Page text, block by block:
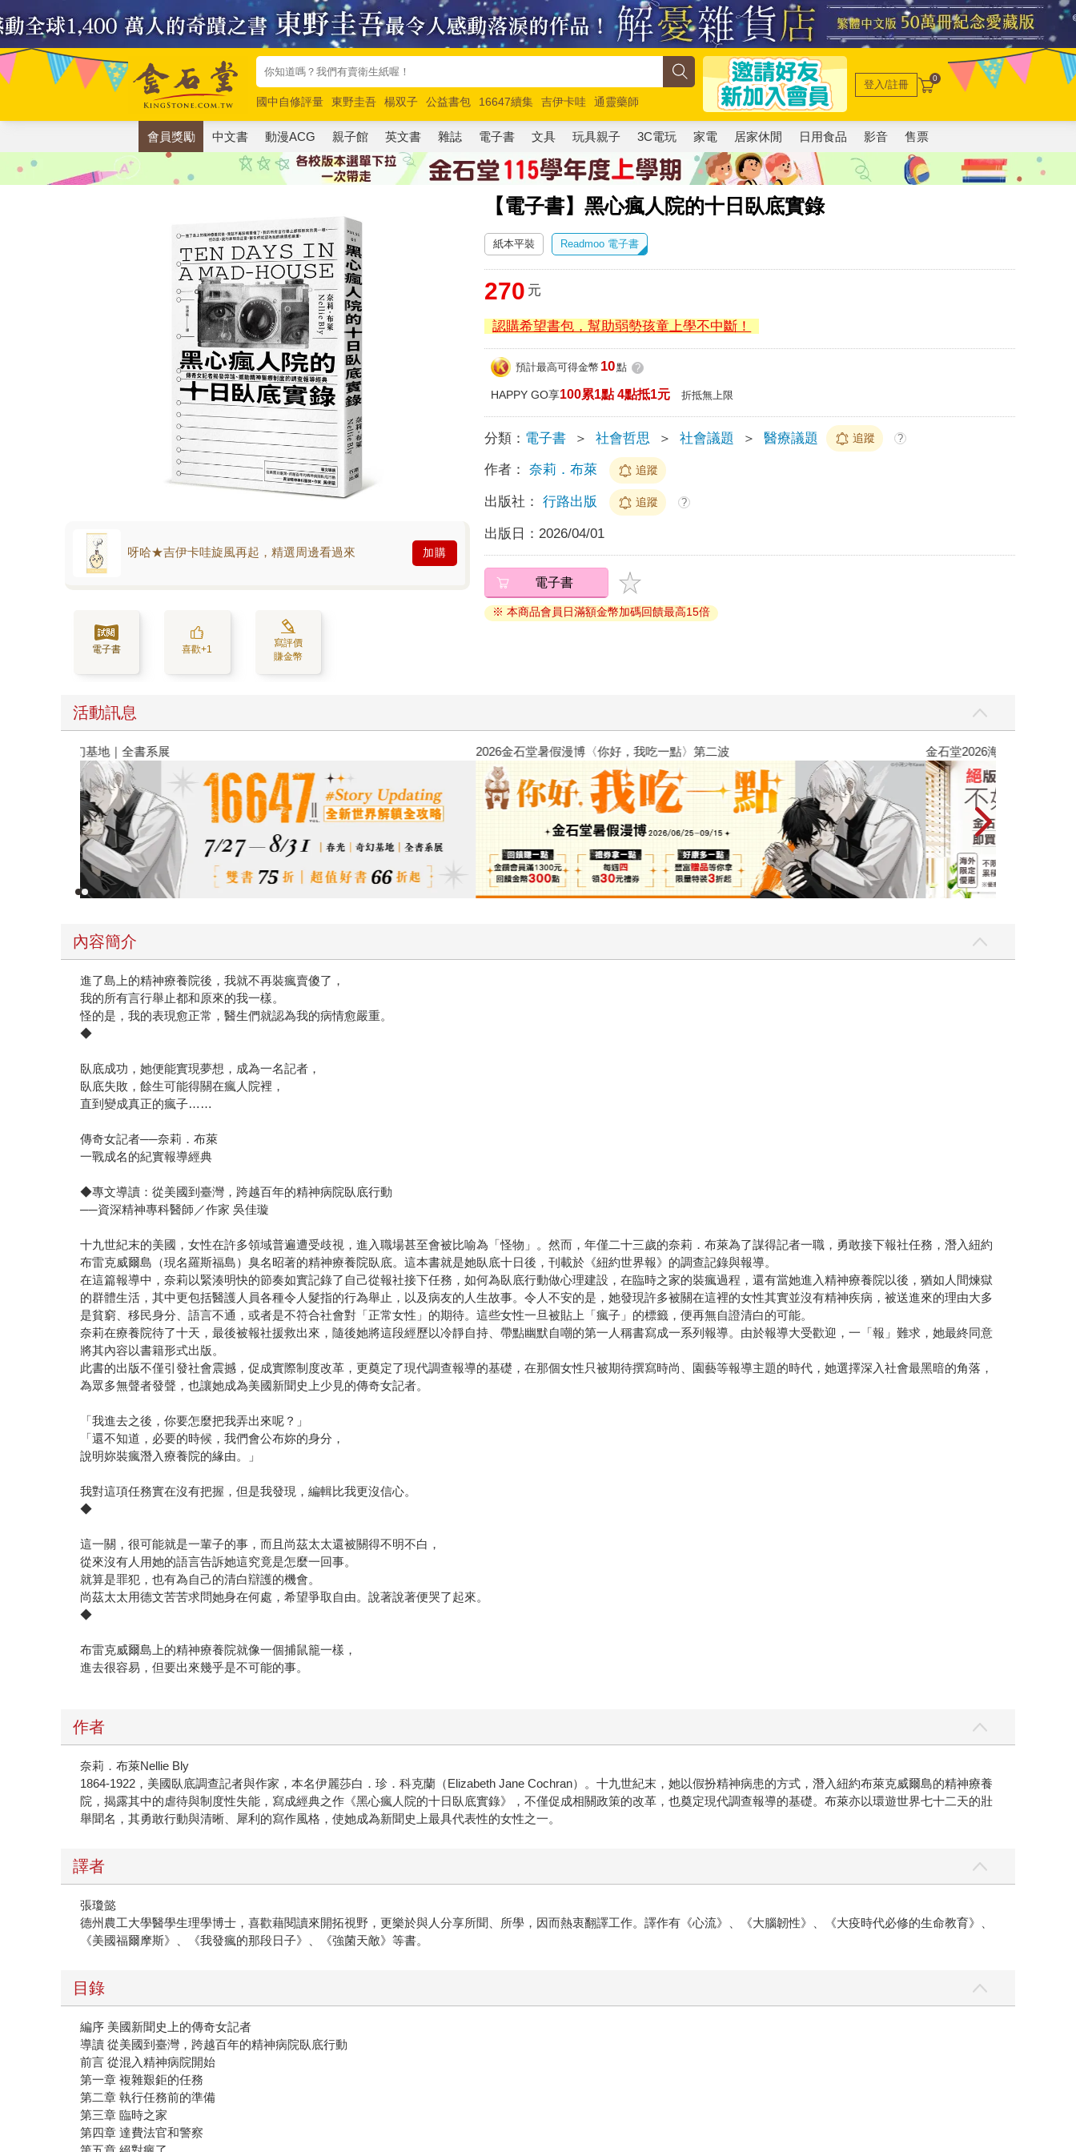
國中自修評量 東野圭吾 楊双子 公益書包 16647續集 吉伊卡哇
通靈藥師
唯紅花綻放
奧德賽 路邊攤新作 馬斯克 玩具總動員5 超慢跑
登入/註冊 0
會員獎勵 中文書 動漫ACG 親子館 英文書 雜誌 電子書 文具 玩具親子 3C電玩 家電 居家休閒 日用食品 影音 售票
【電子書】黑心瘋人院的十日臥底實錄
呀哈★吉伊卡哇旋風再起，精選周邊看過來 加購
電子書 喜歡+1
寫評價
賺金幣
紙本平裝 Readmoo 電子書
270 元
認購希望書包，幫助弱勢孩童上學不中斷！
預計最高可得金幣 10點 ?
HAPPY GO享100累1點 4點抵1元 折抵無上限
分類： 電子書 ＞ 社會哲思 ＞ 社會議題 ＞ 醫療議題 追蹤 ?
作者： 奈莉．布萊 追蹤
出版社： 行路出版 追蹤 ?
出版日： 2026/04/01
電子書
※ 本商品會員日滿額金幣加碼回饋最高15倍
活動訊息
春光ｘ奇幻基地｜全書系展 2026金石堂暑假漫博〈你好，我吃一點〉第二波 金石堂2026海
內容簡介
進了島上的精神療養院後，我就不再裝瘋賣傻了，
我的所有言行舉止都和原來的我一樣。
怪的是，我的表現愈正常，醫生們就認為我的病情愈嚴重。
◆
臥底成功，她便能實現夢想，成為一名記者，
臥底失敗，餘生可能得關在瘋人院裡，
直到變成真正的瘋子……
傳奇女記者──奈莉．布萊
一戰成名的紀實報導經典
◆專文導讀：從美國到臺灣，跨越百年的精神病院臥底行動
──資深精神專科醫師／作家 吳佳璇
十九世紀末的美國，女性在許多領域普遍遭受歧視，進入職場甚至會被比喻為「怪物」。然而，年僅二十三歲的奈莉．布萊為了謀得記者一職，勇敢接下報社任務，潛入紐約
布雷克威爾島（現名羅斯福島）臭名昭著的精神療養院臥底。這本書就是她臥底十日後，刊載於《紐約世界報》的調查記錄與報導。
在這篇報導中，奈莉以緊湊明快的節奏如實記錄了自己從報社接下任務，如何為臥底行動做心理建設，在臨時之家的裝瘋過程，還有當她進入精神療養院以後，猶如人間煉獄
的群體生活，其中更包括醫護人員各種令人髮指的行為舉止，以及病友的人生故事。令人不安的是，她發現許多被關在這裡的女性其實並沒有精神疾病，被送進來的理由大多
是貧窮、移民身分、語言不通，或者是不符合社會對「正常女性」的期待。這些女性一旦被貼上「瘋子」的標籤，便再無自證清白的可能。
奈莉在療養院待了十天，最後被報社援救出來，隨後她將這段經歷以冷靜自持、帶點幽默自嘲的第一人稱書寫成一系列報導。由於報導大受歡迎，一「報」難求，她最終同意
將其內容以書籍形式出版。
此書的出版不僅引發社會震撼，促成實際制度改革，更奠定了現代調查報導的基礎，在那個女性只被期待撰寫時尚、園藝等報導主題的時代，她選擇深入社會最黑暗的角落，
為眾多無聲者發聲，也讓她成為美國新聞史上少見的傳奇女記者。
「我進去之後，你要怎麼把我弄出來呢？」
「還不知道，必要的時候，我們會公布妳的身分，
說明妳裝瘋潛入療養院的緣由。」
我對這項任務實在沒有把握，但是我發現，編輯比我更沒信心。
◆
這一關，很可能就是一輩子的事，而且尚茲太太還被關得不明不白，
從來沒有人用她的語言告訴她這究竟是怎麼一回事。
就算是罪犯，也有為自己的清白辯護的機會。
尚茲太太用德文苦苦求問她身在何處，希望爭取自由。說著說著便哭了起來。
◆
布雷克威爾島上的精神療養院就像一個捕鼠籠一樣，
進去很容易，但要出來幾乎是不可能的事。
作者
奈莉．布萊Nellie Bly
1864-1922，美國臥底調查記者與作家，本名伊麗莎白．珍．科克蘭（Elizabeth Jane Cochran）。十九世紀末，她以假扮精神病患的方式，潛入紐約布萊克威爾島的精神療養
院，揭露其中的虐待與制度性失能，寫成經典之作《黑心瘋人院的十日臥底實錄》，不僅促成相關政策的改革，也奠定現代調查報導的基礎。布萊亦以環遊世界七十二天的壯
舉聞名，其勇敢行動與清晰、犀利的寫作風格，使她成為新聞史上最具代表性的女性之一。
譯者
張瓊懿
德州農工大學醫學生理學博士，喜歡藉閱讀來開拓視野，更樂於與人分享所聞、所學，因而熱衷翻譯工作。譯作有《心流》、《大腦韌性》、《大疫時代必修的生命教育》、
《美國福爾摩斯》、《我發瘋的那段日子》、《強菌天敵》等書。
目錄
編序 美國新聞史上的傳奇女記者
導讀 從美國到臺灣，跨越百年的精神病院臥底行動
前言 從混入精神病院開始
第一章 複雜艱鉅的任務
第二章 執行任務前的準備
第三章 臨時之家
第四章 達費法官和警察